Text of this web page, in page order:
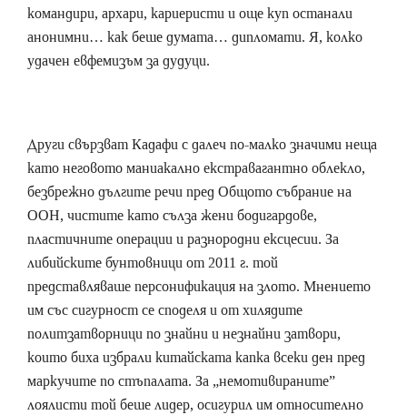
командири, архари, кариеристи и още куп останали
анонимни… как беше думата… дипломати. Я, колко
удачен евфемизъм за дудуци.
Други свързват Кадафи с далеч по-малко значими неща
като неговото маниакално екстравагантно облекло,
безбрежно дългите речи пред Общото събрание на
ООН, чистите като сълза жени бодигардове,
пластичните операции и разнородни ексцесии. За
либийските бунтовници от 2011 г. той
представляваше персонификация на злото. Мнението
им със сигурност се споделя и от хилядите
политзатворници по знайни и незнайни затвори,
които биха избрали китайската капка всеки ден пред
маркучите по стъпалата. За „немотивираните”
лоялисти той беше лидер, осигурил им относително